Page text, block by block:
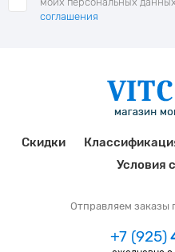
соглашения
Скидки
Условия
Отправляем заказы
+7 (925)